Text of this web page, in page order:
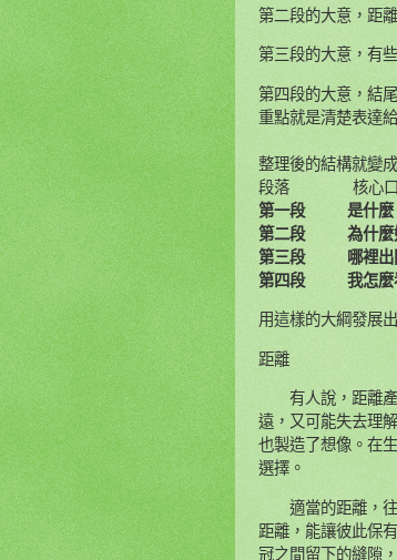
第二段的大意，距
第三段的大意，有
第四段的大意，結
重點就是清楚表達
整理後的結構就變成
段落 核
第一段 是
第二段 為
第三段 哪裡
第四段 我
用這樣的大綱發展
距離
有人說，距離產
遠，又可能失去理
也製造了想像。在
選擇。
適當的距離，往
距離，能讓彼此保
冠之間留下的縫隙